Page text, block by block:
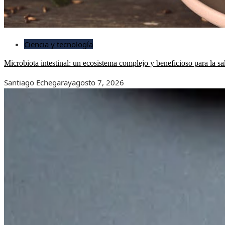
Ciencia y tecnología
Microbiota intestinal: un ecosistema complejo y beneficioso para la
Santiago Echegarayagosto 7, 2026